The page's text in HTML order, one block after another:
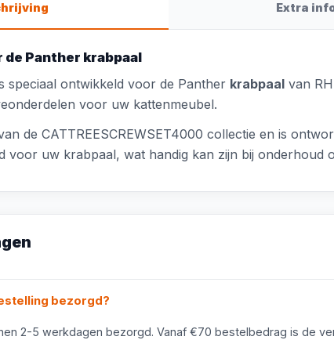
Extra
Panther krabpaal
speciaal ontwikkeld voor de Panther krabpaal van
voor uw kattenmeubel.
de CATTREESCREWSET4000 collectie en is
voor uw krabpaal, wat handig kan zijn bij onderhoud
bezorgd?
2-5 werkdagen bezorgd. Vanaf €70 bestelbedrag is de